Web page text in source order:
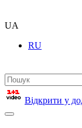
UA
RU
Відкрити у